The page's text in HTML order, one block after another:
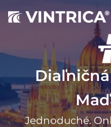
Jednoduché.